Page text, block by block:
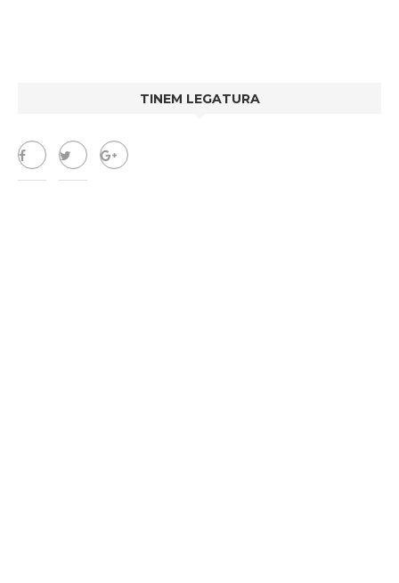
TINEM LEGATURA